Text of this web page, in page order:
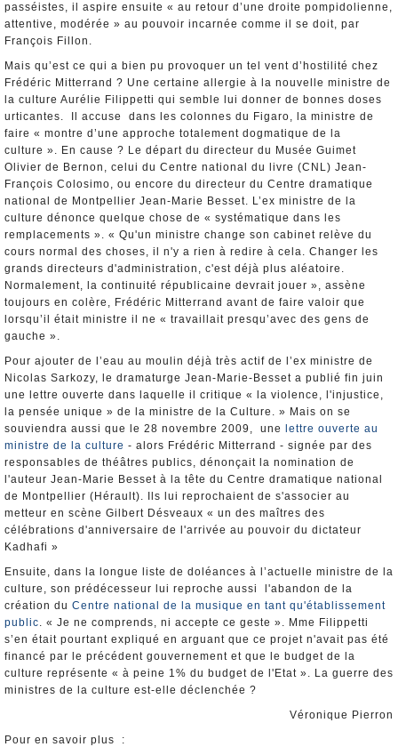
passéistes, il aspire ensuite « au retour d’une droite pompidolienne,
attentive, modérée » au pouvoir incarnée comme il se doit, par
François Fillon.
Mais qu’est ce qui a bien pu provoquer un tel vent d’hostilité chez
Frédéric Mitterrand ? Une certaine allergie à la nouvelle ministre de
la culture Aurélie Filippetti qui semble lui donner de bonnes doses
urticantes. Il accuse dans les colonnes du Figaro, la ministre de
faire « montre d’une approche totalement dogmatique de la
culture ». En cause ? Le départ du directeur du Musée Guimet
Olivier de Bernon, celui du Centre national du livre (CNL) Jean-
François Colosimo, ou encore du directeur du Centre dramatique
national de Montpellier Jean-Marie Besset. L’ex ministre de la
culture dénonce quelque chose de « systématique dans les
remplacements ». « Qu'un ministre change son cabinet relève du
cours normal des choses, il n'y a rien à redire à cela. Changer les
grands directeurs d'administration, c'est déjà plus aléatoire.
Normalement, la continuité républicaine devrait jouer », assène
toujours en colère, Frédéric Mitterrand avant de faire valoir que
lorsqu’il était ministre il ne « travaillait presqu’avec des gens de
gauche ».
Pour ajouter de l’eau au moulin déjà très actif de l’ex ministre de
Nicolas Sarkozy, le dramaturge Jean-Marie-Besset a publié fin juin
une lettre ouverte dans laquelle il critique « la violence, l'injustice,
la pensée unique » de la ministre de la Culture. » Mais on se
souviendra aussi que le 28 novembre 2009, une
lettre ouverte au
ministre de la culture - alors Frédéric Mitterrand - signée par des
responsables de théâtres publics, dénonçait la nomination de
l'auteur Jean-Marie Besset à la tête du Centre dramatique national
de Montpellier (Hérault). Ils lui reprochaient de s'associer au
metteur en scène Gilbert Désveaux « un des maîtres des
célébrations d'anniversaire de l'arrivée au pouvoir du dictateur
Kadhafi »
Ensuite, dans la longue liste de doléances à l’actuelle ministre de la
culture, son prédécesseur lui reproche aussi l'abandon de la
création du Centre national de la musique en tant qu'établissement
public. « Je ne comprends, ni accepte ce geste ». Mme Filippetti
s’en était pourtant expliqué en arguant que ce projet n'avait pas été
financé par le précédent gouvernement et que le budget de la
culture représente « à peine 1% du budget de l'Etat ». La guerre des
ministres de la culture est-elle déclenchée ?
Véronique Pierron
Pour en savoir plus :